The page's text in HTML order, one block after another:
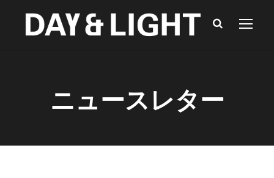
ニュースレター